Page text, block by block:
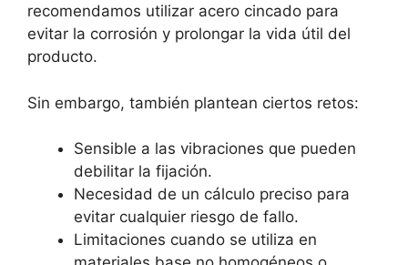
recomendamos utilizar acero cincado para
evitar la corrosión y prolongar la vida útil del
producto.
Sin embargo, también plantean ciertos retos:
Sensible a las vibraciones que pueden
debilitar la fijación.
Necesidad de un cálculo preciso para
evitar cualquier riesgo de fallo.
Limitaciones cuando se utiliza en